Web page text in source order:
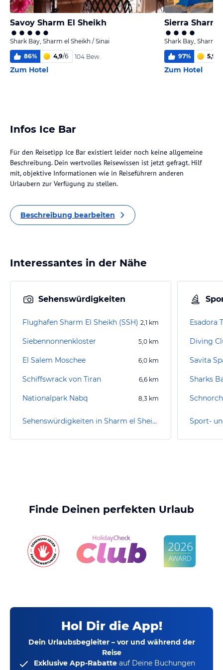
Savoy Sharm El Sheikh
Shark Bay, Sharm el Sheikh / Sinai
86% 4,9/6 104 Bew.
Zum Hotel
Sierra Sharm
Shark Bay, Sharm
97% 5,9
Zum Hotel
Infos Ice Bar
Für den Reisetipp Ice Bar existiert leider noch keine allgemeine
Beschreibung. Dein wertvolles Reisewissen ist jetzt gefragt. Hilf
mit, objektive Informationen wie in Reiseführern anderen
Urlaubern zur Verfügung zu stellen.
Beschreibung bearbeiten
Interessantes in der Nähe
Sehenswürdigkeiten
Flughafen Sharm El Sheikh (SSH) 2,1 km
Siebennonnenkloster 5,0 km
El Salem Moschee 6,0 km
Schiffswrack von Tiran 6,6 km
Nationalpark Nabq 8,3 km
Sehenswürdigkeiten in Sharm el Sheikh
Esadora
Diving
Savita
Sharks
Finde Deinen perfekten Urlaub
Hol Dir die App!
Dein Urlaubsbegleiter – vor und während der
Reise
Exklusive App-Rabatte auf Deine Buchungen